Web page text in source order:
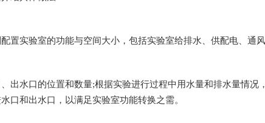
实验室的功能与空间大小，包括实验室给排水、供配电、通
、出水口的位置和数量;根据实验进行过程中用水量和排水量情况
出水口，以满足实验室功能转换之需。